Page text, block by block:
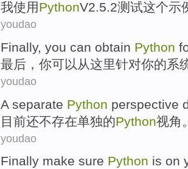
我使用PythonV2.5.2测试这个示
youdao
Finally, you can obtain Python
最后 ， 你可以 从这里针对你的系
youdao
A separate Python perspective
目前还不存在单独的Python视角
youdao
Finally make sure Python is on